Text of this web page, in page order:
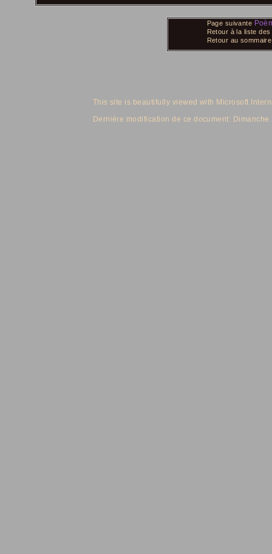
Page suivante
Retour à la liste des
Retour au
This site is beautifully viewed with Microsoft
Dernière modification de ce document: